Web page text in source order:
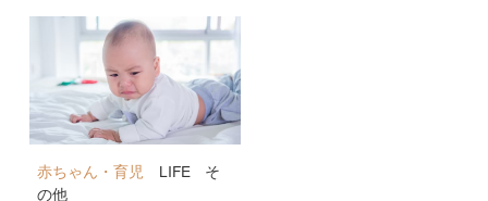
公開！
赤ちゃん・育児 LIFE
そ
の他